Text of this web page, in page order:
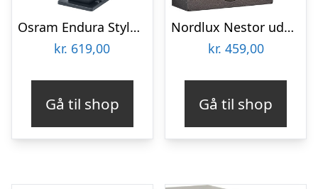
Osram Endura Style Bouquet udendørs væglampe med sensor
kr. 619,00
Gå til shop
Nordlux Nestor udendørs væglampe med sensor
kr. 459,00
Gå til shop